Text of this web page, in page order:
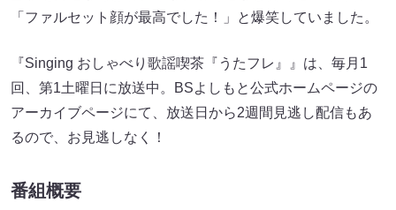
「ファルセット顔が最高でした！」と爆笑していました。
『Singing おしゃべり歌謡喫茶『うたフレ』』は、毎月1
回、第1土曜日に放送中。BSよしもと公式ホームページの
アーカイブページにて、放送日から2週間見逃し配信もあ
るので、お見逃しなく！
番組概要